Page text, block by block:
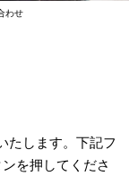
わせ
たします。下記フ
を押してくださ